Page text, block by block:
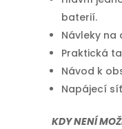
baterií.
Návleky na
Praktická
Návod k
Napájecí
KDY NENÍ